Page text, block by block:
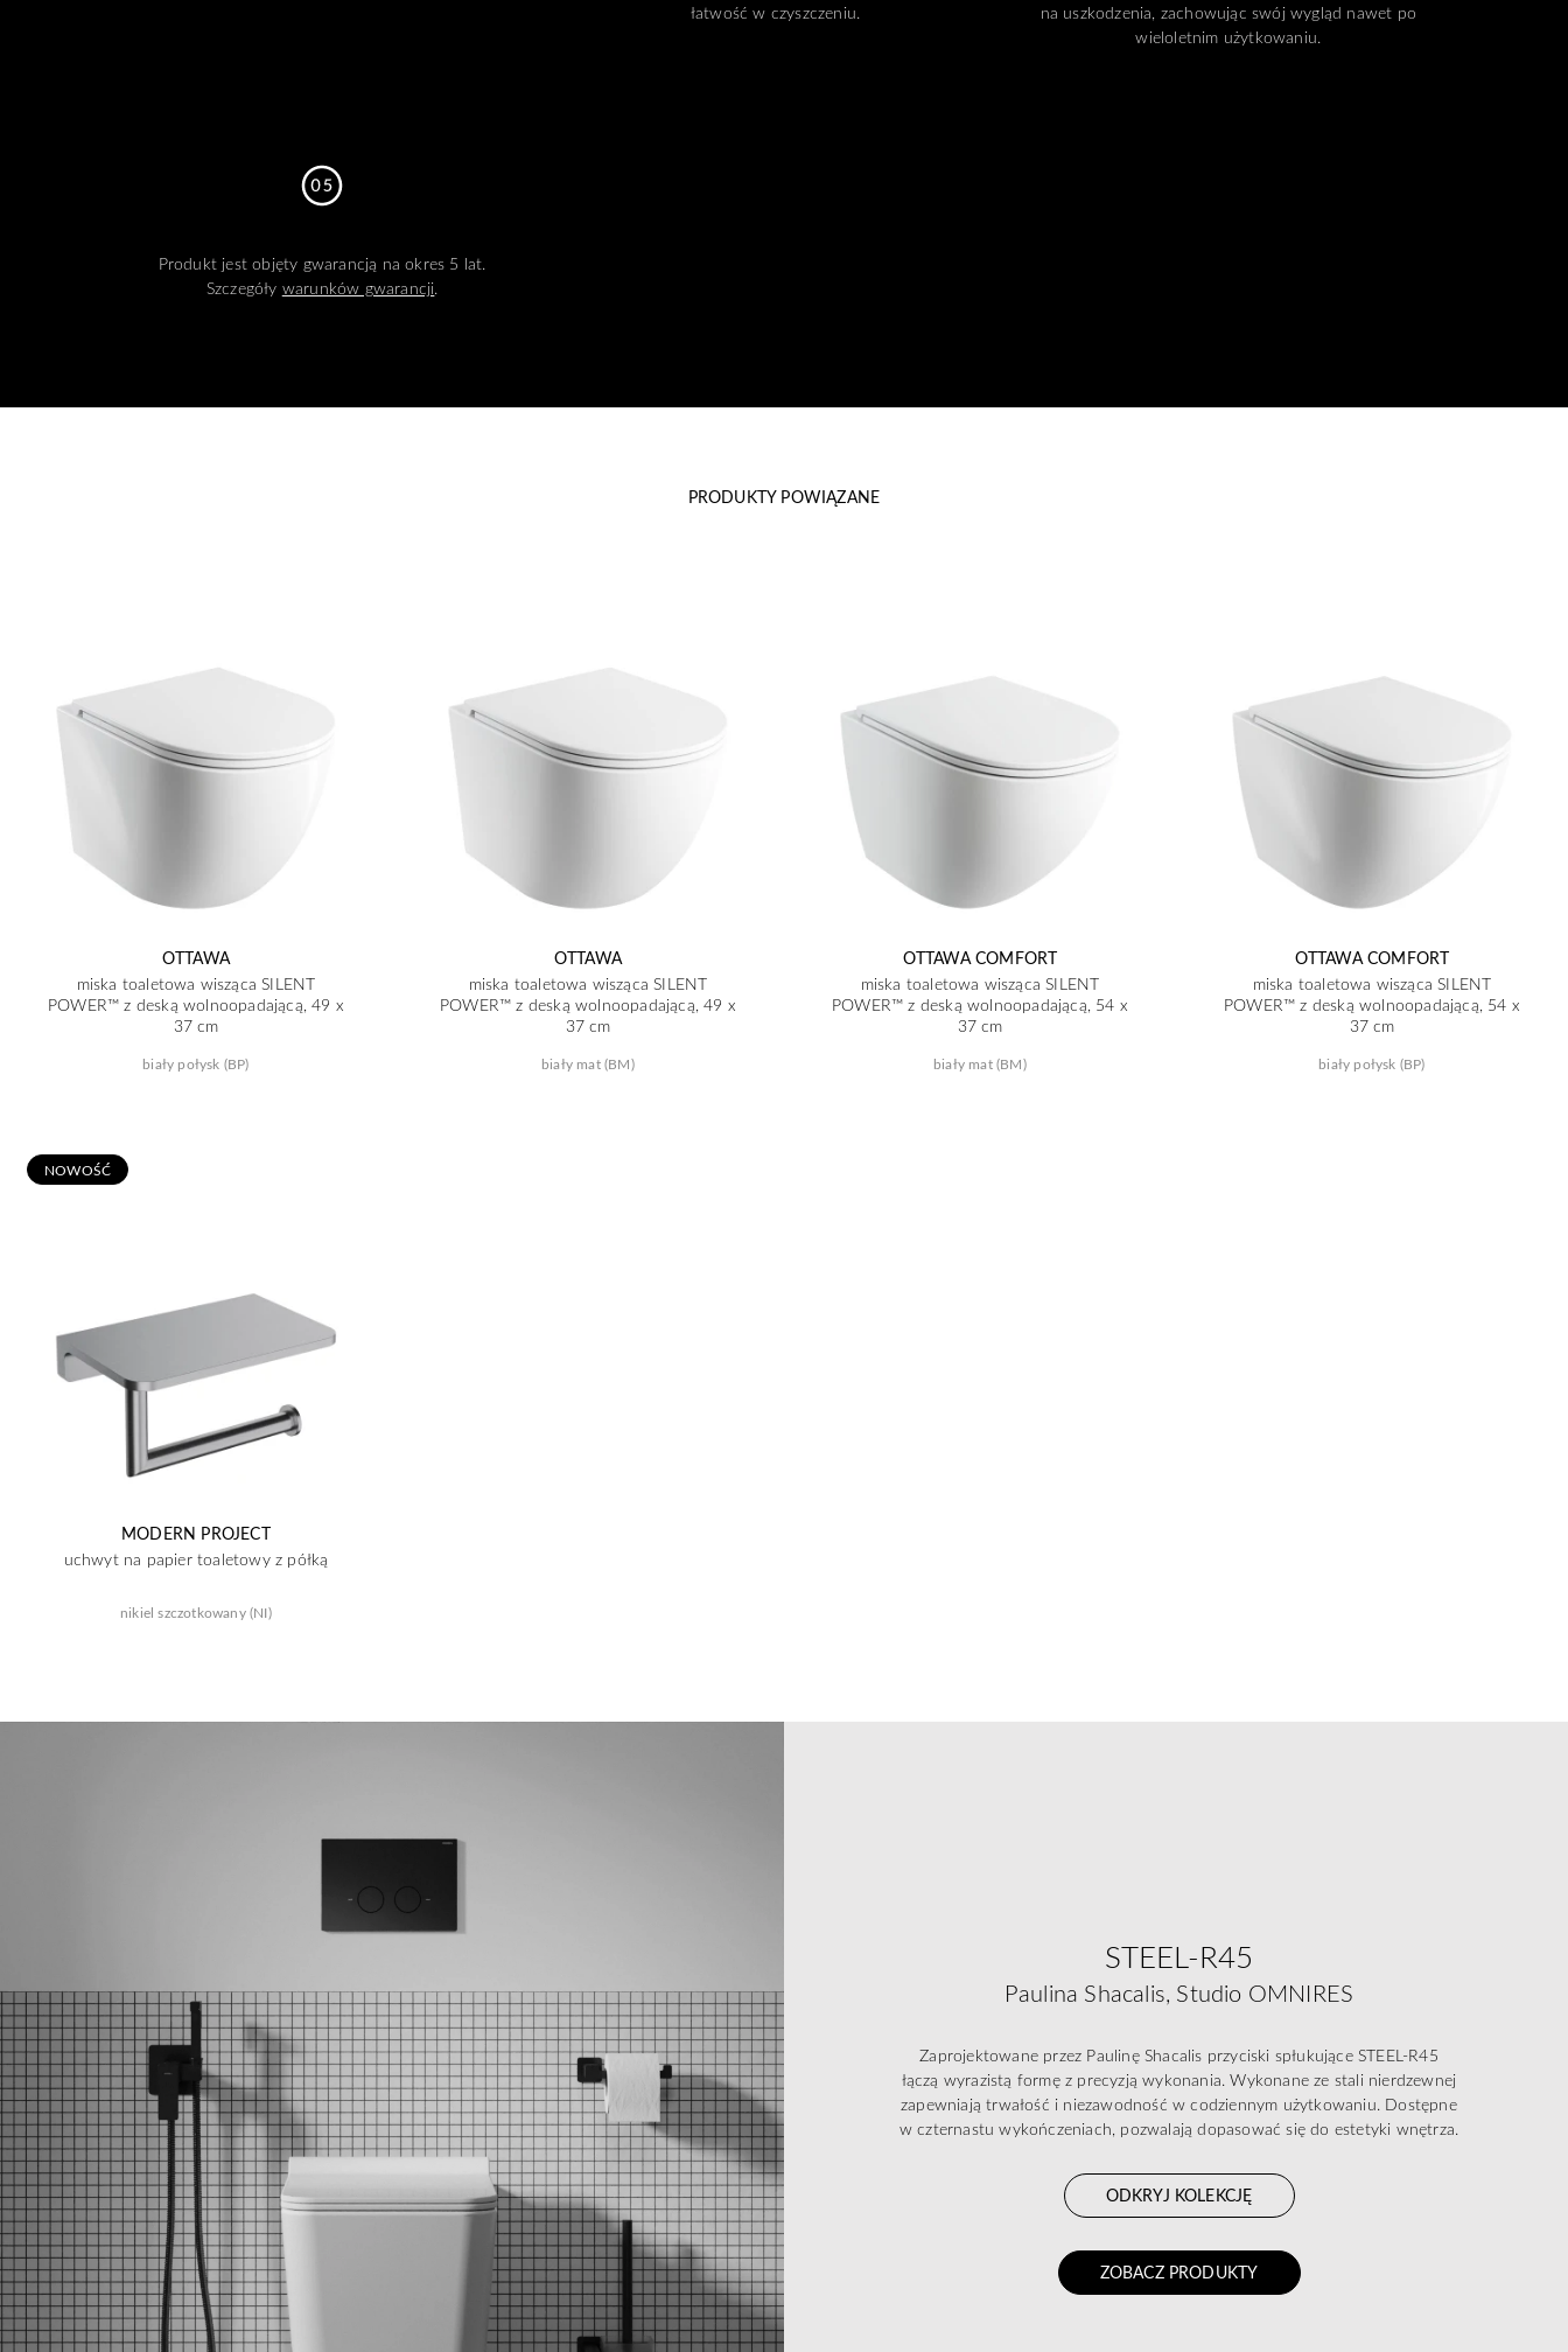
łatwość w czyszczeniu.
na uszkodzenia, zachowując swój wygląd nawet po
wieloletnim użytkowaniu.
Produkt jest objęty gwarancją na okres 5 lat.
Szczegóły warunków gwarancji.
PRODUKTY POWIĄZANE
OTTAWA
miska toaletowa wisząca SILENT
POWER™ z deską wolnoopadającą, 49 x
37 cm
biały połysk (BP)
OTTAWA
miska toaletowa wisząca SILENT
POWER™ z deską wolnoopadającą, 49 x
37 cm
biały mat (BM)
OTTAWA COMFORT
miska toaletowa wisząca SILENT
POWER™ z deską wolnoopadającą, 54 x
37 cm
biały mat (BM)
OTTAWA COMFORT
miska toaletowa wisząca SILENT
POWER™ z deską wolnoopadającą, 54 x
37 cm
biały połysk (BP)
NOWOŚĆ
MODERN PROJECT
uchwyt na papier toaletowy z półką
nikiel szczotkowany (NI)
STEEL-R45
Paulina Shacalis, Studio OMNIRES
Zaprojektowane przez Paulinę Shacalis przyciski spłukujące STEEL-R45
łączą wyrazistą formę z precyzją wykonania. Wykonane ze stali nierdzewnej
zapewniają trwałość i niezawodność w codziennym użytkowaniu. Dostępne
w czternastu wykończeniach, pozwalają dopasować się do estetyki wnętrza.
ODKRYJ KOLEKCJĘ
ZOBACZ PRODUKTY